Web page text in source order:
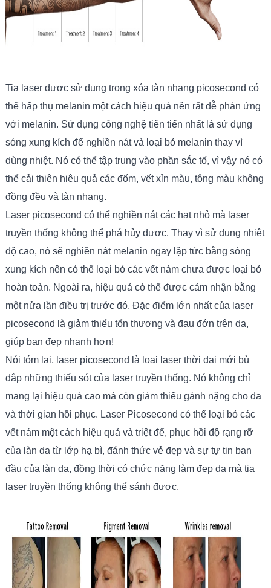
Tia laser được sử dụng trong xóa tàn nhang picosecond có
thể hấp thụ melanin một cách hiệu quả nên rất dễ phản ứng
với melanin. Sử dụng công nghệ tiên tiến nhất là sử dụng
sóng xung kích để nghiền nát và loại bỏ melanin thay vì
dùng nhiệt. Nó có thể tập trung vào phần sắc tố, vì vậy nó có
thể cải thiện hiệu quả các đốm, vết xỉn màu, tông màu không
đồng đều và tàn nhang.
Laser picosecond có thể nghiền nát các hạt nhỏ mà laser
truyền thống không thể phá hủy được. Thay vì sử dụng nhiệt
độ cao, nó sẽ nghiền nát melanin ngay lập tức bằng sóng
xung kích nên có thể loại bỏ các vết nám chưa được loại bỏ
hoàn toàn. Ngoài ra, hiệu quả có thể được cảm nhận bằng
một nửa lần điều trị trước đó. Đặc điểm lớn nhất của laser
picosecond là giảm thiểu tổn thương và đau đớn trên da,
giúp bạn đẹp nhanh hơn!
Nói tóm lại, laser picosecond là loại laser thời đại mới bù
đắp những thiếu sót của laser truyền thống. Nó không chỉ
mang lại hiệu quả cao mà còn giảm thiểu gánh nặng cho da
và thời gian hồi phục. Laser Picosecond có thể loại bỏ các
vết nám một cách hiệu quả và triệt để, phục hồi độ rạng rỡ
của làn da từ lớp hạ bì, đánh thức vẻ đẹp và sự tự tin ban
đầu của làn da, đồng thời có chức năng làm đẹp da mà tia
laser truyền thống không thể sánh được.